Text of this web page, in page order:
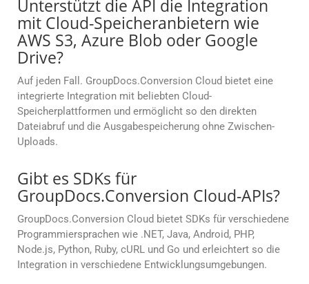
Unterstützt die API die Integration
mit Cloud-Speicheranbietern wie
AWS S3, Azure Blob oder Google
Drive?
Auf jeden Fall. GroupDocs.Conversion Cloud bietet eine
integrierte Integration mit beliebten Cloud-
Speicherplattformen und ermöglicht so den direkten
Dateiabruf und die Ausgabespeicherung ohne Zwischen-
Uploads.
Gibt es SDKs für
GroupDocs.Conversion Cloud-APIs?
GroupDocs.Conversion Cloud bietet SDKs für verschiedene
Programmiersprachen wie .NET, Java, Android, PHP,
Node.js, Python, Ruby, cURL und Go und erleichtert so die
Integration in verschiedene Entwicklungsumgebungen.